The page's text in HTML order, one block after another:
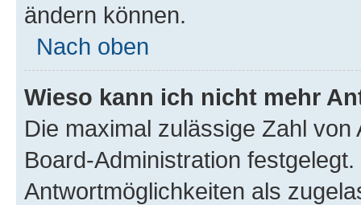
ändern können.
Nach oben
Wieso kann ich nicht mehr
Die maximal zulässige Zahl
Board-Administration
Antwortmöglichkeiten als